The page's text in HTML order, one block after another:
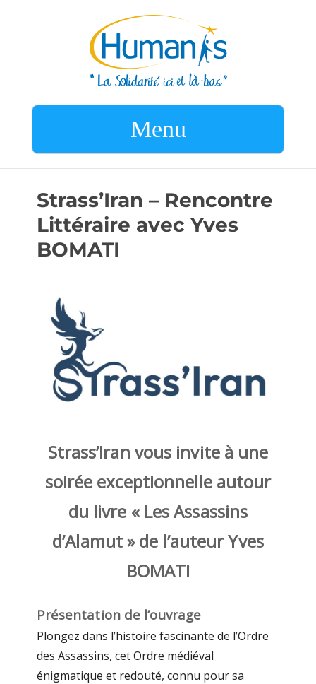
Menu
Strass’Iran – Rencontre
Littéraire avec Yves
BOMATI
Strass’Iran vous invite à une
soirée exceptionnelle autour
du livre « Les Assassins
d’Alamut » de l’auteur Yves
BOMATI
Présentation de l’ouvrage
Plongez dans l’histoire fascinante de l’Ordre
des Assassins, cet Ordre médiéval
énigmatique et redouté, connu pour sa